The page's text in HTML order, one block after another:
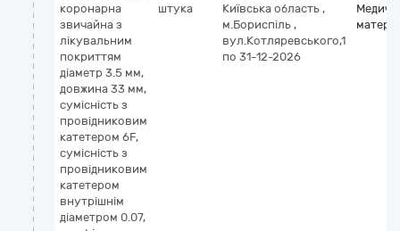
коронарна
звичайна з
лікувальним
покриттям
діаметр 3.5 мм,
довжина 33 мм,
сумісність з
провідниковим
катетером 6F,
сумісність з
провідниковим
катетером
внутрішнім
діаметром 0.07,
штука
Київська область ,
м.Бориспіль ,
вул.Котляревського,1
по 31-12-2026
Медичні